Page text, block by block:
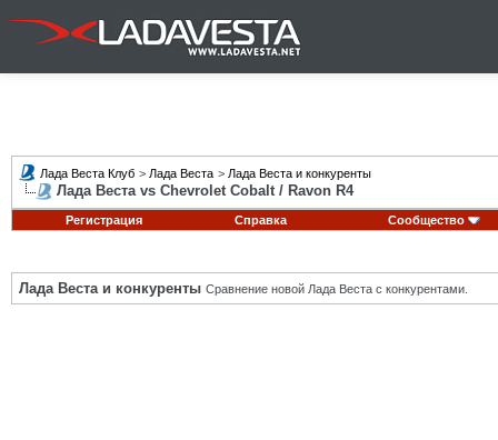
Лада Веста Клуб > Лада Веста > Лада Веста и конкуренты
Лада Веста vs Chevrolet Cobalt / Ravon R4
Регистрация Справка Сообщество
Лада Веста и конкуренты Сравнение новой Лада Веста с конкурентами.